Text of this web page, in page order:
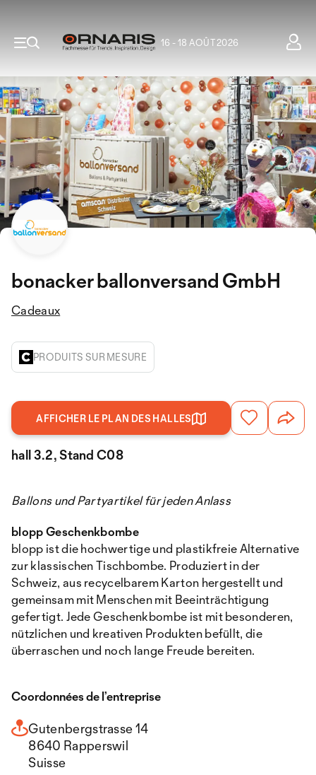
16 - 18 AOÛT 2026
bonacker ballonversand GmbH
Cadeaux
PRODUITS SUR MESURE
AFFICHER LE PLAN DES HALLES
hall 3.2, Stand C08
Ballons und Partyartikel für jeden Anlass
blopp Geschenkbombe
blopp ist die hochwertige und plastikfreie Alternative
zur klassischen Tischbombe. Produziert in der
Schweiz, aus recycelbarem Karton hergestellt und
gemeinsam mit Menschen mit Beeinträchtigung
gefertigt. Jede Geschenkbombe ist mit besonderen,
nützlichen und kreativen Produkten befüllt, die
überraschen und noch lange Freude bereiten.
Coordonnées de l’entreprise
Gutenbergstrasse 14
8640 Rapperswil
Suisse